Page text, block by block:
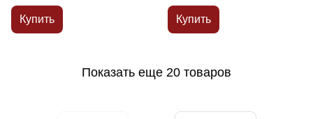
Купить Купить
Показать еще 20 товаров